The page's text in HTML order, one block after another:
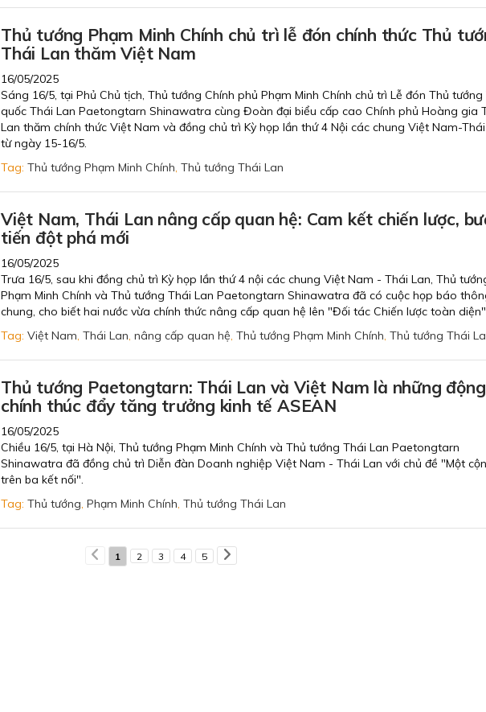
Thủ tướng Phạm Minh Chính chủ trì lễ đón chính thức Thủ
Thái Lan thăm Việt Nam
16/05/2025
Sáng 16/5, tại Phủ Chủ tịch, Thủ tướng Chính phủ Phạm Minh Chính chủ trì Lễ đón Thủ tướng
quốc Thái Lan Paetongtarn Shinawatra cùng Đoàn đại biểu cấp cao Chính phủ Hoàng gia
Lan thăm chính thức Việt Nam và đồng chủ trì Kỳ họp lần thứ 4 Nội các chung Việt Nam-
từ ngày 15-16/5.
Tag: Thủ tướng Phạm Minh Chính, Thủ tướng Thái Lan
Việt Nam, Thái Lan nâng cấp quan hệ: Cam kết chiến lược,
tiến đột phá mới
16/05/2025
Trưa 16/5, sau khi đồng chủ trì Kỳ họp lần thứ 4 nội các chung Việt Nam - Thái Lan, Thủ
Phạm Minh Chính và Thủ tướng Thái Lan Paetongtarn Shinawatra đã có cuộc họp báo
chung, cho biết hai nước vừa chính thức nâng cấp quan hệ lên "Đối tác Chiến lược toàn
Tag: Việt Nam, Thái Lan, nâng cấp quan hệ, Thủ tướng Phạm Minh Chính, Thủ tướng Thái
Thủ tướng Paetongtarn: Thái Lan và Việt Nam là những
chính thúc đẩy tăng trưởng kinh tế ASEAN
16/05/2025
Chiều 16/5, tại Hà Nội, Thủ tướng Phạm Minh Chính và Thủ tướng Thái Lan Paetongtarn
Shinawatra đã đồng chủ trì Diễn đàn Doanh nghiệp Việt Nam - Thái Lan với chủ đề "Một
trên ba kết nối".
Tag: Thủ tướng, Phạm Minh Chính, Thủ tướng Thái Lan
1 2 3 4 5